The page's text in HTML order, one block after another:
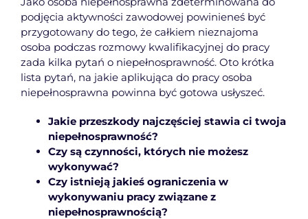
podjęcia aktywności zawodowej powinieneś być
przygotowany do tego, że całkiem nieznajoma
osoba podczas rozmowy kwalifikacyjnej do pracy
zada kilka pytań o niepełnosprawność. Oto krótka
lista pytań, na jakie aplikująca do pracy osoba
niepełnosprawna powinna być gotowa usłyszeć.
Jakie przeszkody najczęściej stawia ci twoja
niepełnosprawność?
Czy są czynności, których nie możesz
wykonywać?
Czy istnieją jakieś ograniczenia w
wykonywaniu pracy związane z
niepełnosprawnością?